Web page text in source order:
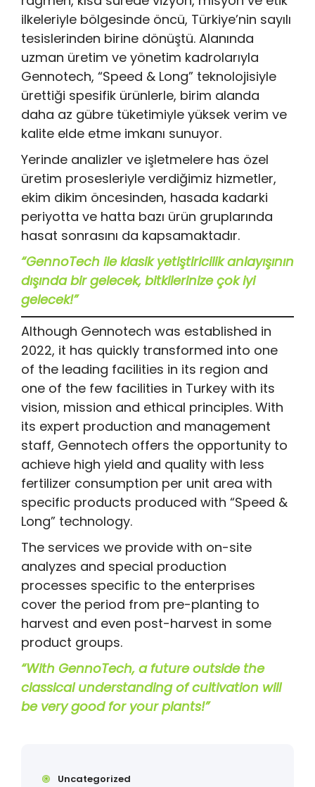
ilkeleriyle bölgesinde öncü, Türkiye’nin sayılı
tesislerinden birine dönüştü. Alanında
uzman üretim ve yönetim kadrolarıyla
Gennotech, “Speed & Long” teknolojisiyle
ürettiği spesifik ürünlerle, birim alanda
daha az gübre tüketimiyle yüksek verim ve
kalite elde etme imkanı sunuyor.
Yerinde analizler ve işletmelere has özel
üretim prosesleriyle verdiğimiz hizmetler,
ekim dikim öncesinden, hasada kadarki
periyotta ve hatta bazı ürün gruplarında
hasat sonrasını da kapsamaktadır.
“GennoTech ile klasik yetiştiricilik anlayışının
dışında bir gelecek, bitkilerinize çok iyi
gelecek!”
Although Gennotech was established in
2022, it has quickly transformed into one
of the leading facilities in its region and
one of the few facilities in Turkey with its
vision, mission and ethical principles. With
its expert production and management
staff, Gennotech offers the opportunity to
achieve high yield and quality with less
fertilizer consumption per unit area with
specific products produced with “Speed &
Long” technology.
The services we provide with on-site
analyzes and special production
processes specific to the enterprises
cover the period from pre-planting to
harvest and even post-harvest in some
product groups.
“With GennoTech, a future outside the
classical understanding of cultivation will
be very good for your plants!”
Uncategorized